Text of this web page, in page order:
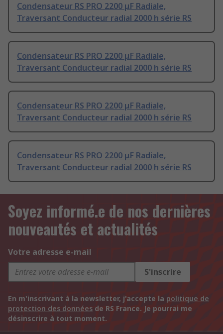
Condensateur RS PRO 2200 μF Radiale,
Traversant Conducteur radial 2000 h série RS
Condensateur RS PRO 2200 μF Radiale,
Traversant Conducteur radial 2000 h série RS
Condensateur RS PRO 2200 μF Radiale,
Traversant Conducteur radial 2000 h série RS
Condensateur RS PRO 2200 μF Radiale,
Traversant Conducteur radial 2000 h série RS
Soyez informé.e de nos dernières
nouveautés et actualités
Votre adresse e-mail
S'inscrire
En m'inscrivant à la newsletter, j'accepte la politique de
protection des données de RS France. Je pourrai me
désinscrire à tout moment.